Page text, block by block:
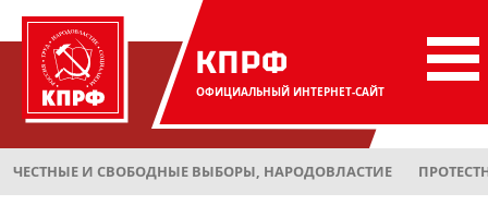
КПРФ
ОФИЦИАЛЬНЫЙ ИНТЕРНЕТ-САЙТ
ЧЕСТНЫЕ И СВОБОДНЫЕ ВЫБОРЫ, НАРОДОВЛАСТИЕ